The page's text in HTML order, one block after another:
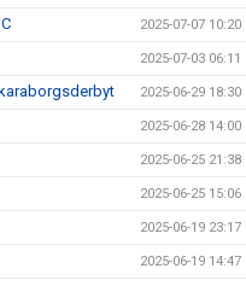
2025-07-07 10:20
2025-07-03 06:11
2025-06-29 18:30
2025-06-28 14:00
2025-06-25 21:38
2025-06-25 15:06
2025-06-19 23:17
2025-06-19 14:47